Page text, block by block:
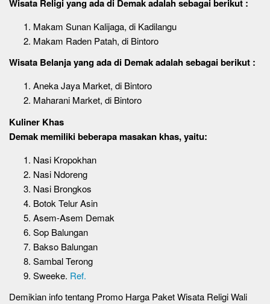
Wisata Religiyang ada di Demak adalah sebagai berikut :
Makam Sunan Kalijaga, di Kadilangu
Makam Raden Patah, di Bintoro
Wisata Belanjayang ada di Demak adalah sebagai berikut :
Aneka Jaya Market, di Bintoro
Maharani Market, di Bintoro
Kuliner Khas
Demak memiliki beberapa masakan khas, yaitu:
Nasi Kropokhan
Nasi Ndoreng
Nasi Brongkos
Botok Telur Asin
Asem-Asem Demak
Sop Balungan
Bakso Balungan
Sambal Terong
Sweeke. Ref.
Demikian info tentang Promo Harga Paket Wisata Religi Wali